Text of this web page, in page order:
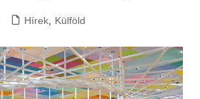
Hírek, Külföld